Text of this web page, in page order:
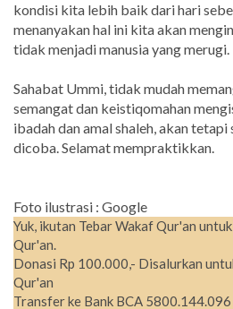
kondisi kita lebih baik dari hari
menanyakan hal ini kita akan
tidak menjadi manusia yang merugi.
Sahabat Ummi, tidak mudah
semangat dan keistiqomahan
ibadah dan amal shaleh, akan
dicoba. Selamat mempraktikkan.
Foto ilustrasi : Google
Yuk, ikutan Tebar Wakaf Qur'an
Qur'an.
Donasi Rp 100.000,- Disalurkan
Qur'an
Transfer ke Bank BCA 5800.144.096